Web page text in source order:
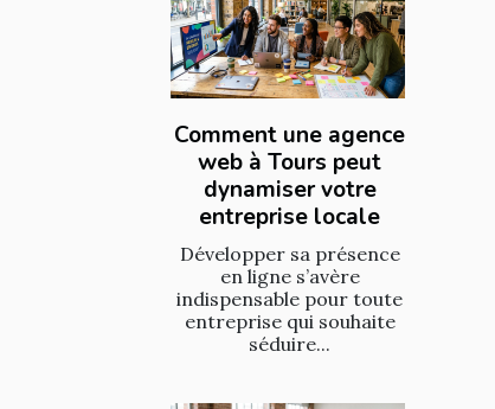
Comment une agence
web à Tours peut
dynamiser votre
entreprise locale
Développer sa présence
en ligne s’avère
indispensable pour toute
entreprise qui souhaite
séduire...